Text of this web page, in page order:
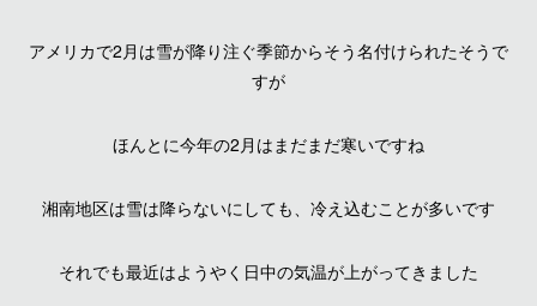
アメリカで2月は雪が降り注ぐ季節からそう名付けられたそうで
すが
ほんとに今年の2月はまだまだ寒いですね
湘南地区は雪は降らないにしても、冷え込むことが多いです
それでも最近はようやく日中の気温が上がってきました